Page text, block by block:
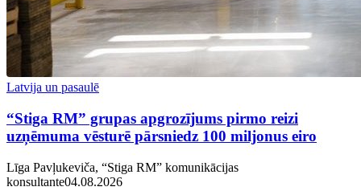
Latvija un pasaulē
“Stiga RM” grupas apgrozījums pirmo reizi
uzņēmuma vēsturē pārsniedz 100 miljonus eiro
Līga Pavļukeviča, “Stiga RM” komunikācijas
konsultante04.08.2026